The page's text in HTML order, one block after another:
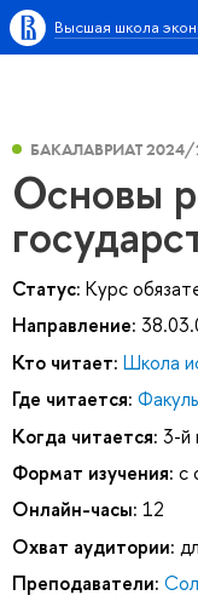
Высшая школа
БАКАЛАВРИАТ 2024/
Основы
Статус: Курс
Направление:
Кто читает: Школа
Где читается:
Когда читается: 3-й
Формат изучения: с
Онлайн-часы: 12
Охват аудитории:
Преподаватели: